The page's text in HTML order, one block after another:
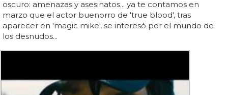
oscuro: amenazas y asesinatos... ya te contamos en
marzo que el actor buenorro de 'true blood', tras
aparecer en 'magic mike', se interesó por el mundo de
los desnudos...